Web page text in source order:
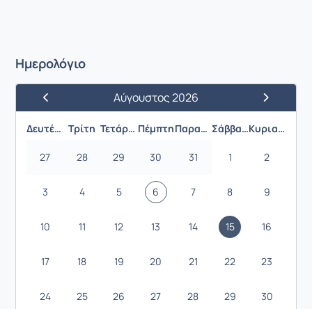
Ημερολόγιο
Προηγούμενος ΜήναςΑύγουστος 2026
Επόμενος
Δευτέρα Τρίτη Τετάρτη Πέμπτη Παρασκευή Σάββατο Κυριακή
27 28 29 30 31 1 2
3 4 5 6 7 8 9
10 11 12 13 14 15 16
17 18 19 20 21 22 23
24 25 26 27 28 29 30